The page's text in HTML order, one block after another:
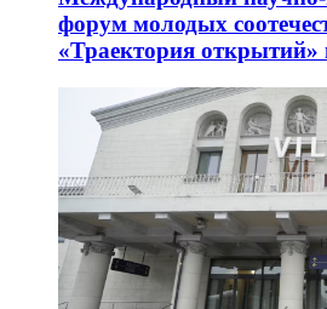
форум молодых
«Траектория открытий»